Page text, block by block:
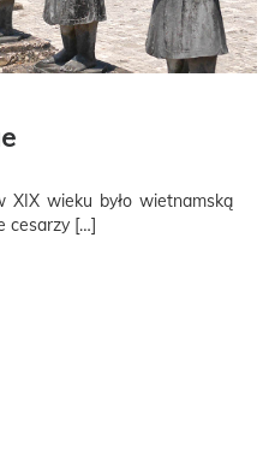
XIX wieku było wietnamską
cesarzy […]